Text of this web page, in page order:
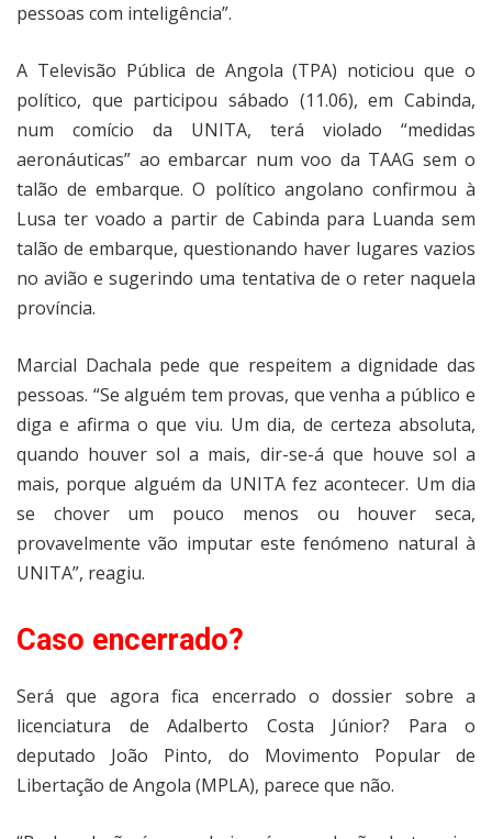
pessoas com inteligência”.
A Televisão Pública de Angola (TPA) noticiou que o
político, que participou sábado (11.06), em Cabinda,
num comício da UNITA, terá violado “medidas
aeronáuticas” ao embarcar num voo da TAAG sem o
talão de embarque. O político angolano confirmou à
Lusa ter voado a partir de Cabinda para Luanda sem
talão de embarque, questionando haver lugares vazios
no avião e sugerindo uma tentativa de o reter naquela
província.
Marcial Dachala pede que respeitem a dignidade das
pessoas. “Se alguém tem provas, que venha a público e
diga e afirma o que viu. Um dia, de certeza absoluta,
quando houver sol a mais, dir-se-á que houve sol a
mais, porque alguém da UNITA fez acontecer. Um dia
se chover um pouco menos ou houver seca,
provavelmente vão imputar este fenómeno natural à
UNITA”, reagiu.
Caso encerrado?
Será que agora fica encerrado o dossier sobre a
licenciatura de Adalberto Costa Júnior? Para o
deputado João Pinto, do Movimento Popular de
Libertação de Angola (MPLA), parece que não.